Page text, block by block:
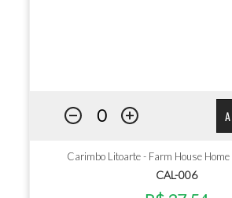
Carimbo Litoarte - Farm House Home
CAL-006